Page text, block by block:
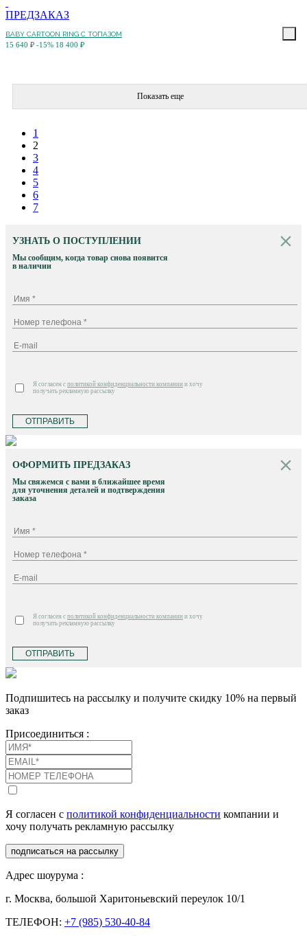
ПРЕДЗАКАЗ
BABY CARTOON RING С ТОПАЗОМ
15 640 ₽ -15% 18 400 ₽
Показать еще
1
2
3
4
5
6
7
УЗНАТЬ О ПОСТУПЛЕНИИ
Мы сообщим, когда товар снова появится
в наличии
Я согласен с политикой конфиденциальности компании и хочу
получать рекламную рассылку
ОТПРАВИТЬ
ОФОРМИТЬ ПРЕДЗАКАЗ
Мы свяжемся с вами в ближайшее время
для уточнения деталей и подтверждения
заказа
Я согласен с политикой конфиденциальности компании и хочу
получать рекламную рассылку
ОТПРАВИТЬ
Подпишитесь на рассылку и получите скидку 10% на первый
заказ
Присоединиться :
Я согласен с политикой конфиденциальности компании и
хочу получать рекламную рассылку
подписаться на рассылку
Адрес шоурума :
г. Москва, большой Харитоньевский переулок 10/1
ТЕЛЕФОН: +7 (985) 530-40-84